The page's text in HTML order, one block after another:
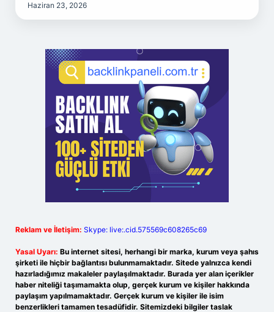
Haziran 23, 2026
Reklam ve İletişim: Skype: live:.cid.575569c608265c69
Yasal Uyarı: Bu internet sitesi, herhangi bir marka, kurum veya şahıs
şirketi ile hiçbir bağlantısı bulunmamaktadır. Sitede yalnızca kendi
hazırladığımız makaleler paylaşılmaktadır. Burada yer alan içerikler
haber niteliği taşımamakta olup, gerçek kurum ve kişiler hakkında
paylaşım yapılmamaktadır. Gerçek kurum ve kişiler ile isim
benzerlikleri tamamen tesadüfidir. Sitemizdeki bilgiler taslak